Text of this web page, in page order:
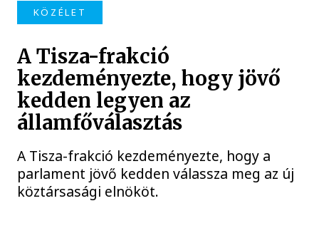
KÖZÉLET
A Tisza-frakció
kezdeményezte, hogy jövő
kedden legyen az
államfőválasztás
A Tisza-frakció kezdeményezte, hogy a
parlament jövő kedden válassza meg az új
köztársasági elnököt.